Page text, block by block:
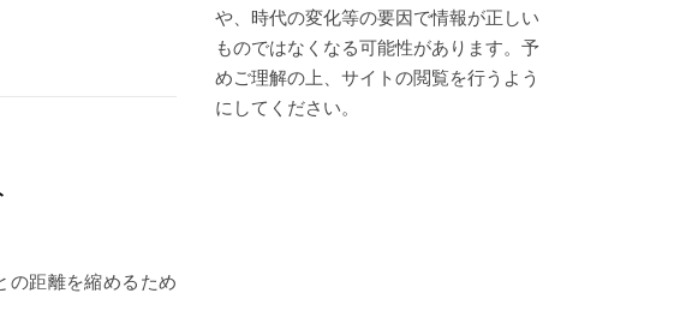
の距離を縮めるため
や、時代の変化等の要因で情報が正しい
ものではなくなる可能性があります。予
めご理解の上、サイトの閲覧を行うよう
にしてください。